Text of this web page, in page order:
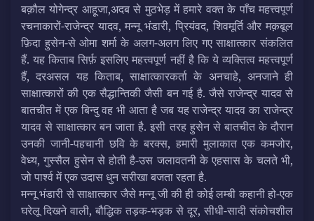
बक़ौल योगेन्द्र आहूजा,अदब से मुठभेड़ में हमारे वक्‍त के पाँच महत्त्वपूर्ण
रचनाकारों-राजेन्द्र यादव, मन्नू भंडारी, प्रियंवद, शिवमूर्ति और मक़बूल
फ़िदा हुसेन-से ओमा शर्मा के अलग-अलग लिए गए साक्षात्कार संकलित
हैं. यह किताब सिर्फ़ इसलिए महत्त्वपूर्ण नहीं है कि ये व्यक्तित्व महत्त्वपूर्ण
हैं, दरअसल यह किताब, साक्षात्कारकर्ता के अनचाहे, अनजाने ही
साक्षात्कारों की एक सैद्धान्तिकी जैसी बन गई है. जैसे राजेन्द्र यादव से
बातचीत में एक बिन्दु वह भी आता है जब यह राजेन्द्र यादव का राजेन्द्र
यादव से साक्षात्कार बन जाता है. इसी तरह हुसेन से बातचीत के दौरान
उनकी जानी-पहचानी छवि के बरक्स, हमारी मुलाकात एक कमजोर,
वेध्य, गुस्सैल हुसेन से होती है-उस जलावतनी के एहसास के चलते भी,
जो पार्श्व में एक उदास धुन सरीखा बजता रहता है.
मन्नू भंडारी से साक्षात्कार जैसे मन्‍नू जी की ही कोई लम्बी कहानी हो-एक
घरेलू दिखने वाली, बौद्धिक तड़क-भड़क से दूर, सीधी-सादी संकोचशील